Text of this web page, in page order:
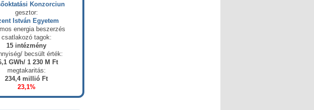
Konzorciun
gesztor:
István Egyetem
energia beszerzés
csatlakozó tagok:
15 intézmény
becsült érték:
GWh/ 1 230 M Ft
megtakaritás:
234,4 millió Ft
23,1%